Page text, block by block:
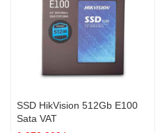
SSD HikVision 512Gb E100
Sata VAT